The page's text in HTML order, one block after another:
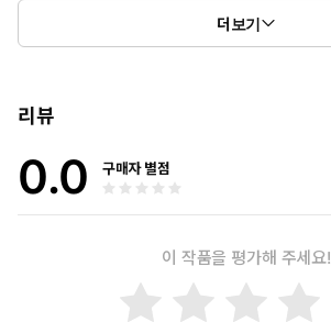
『개정판 JLPT 보카 한권으로 끝내기』 (다락
『파고다 JLPT 일본어능력시험 N1』 (파고다
더보기
리뷰
0.0 구매자 별점
이 작품을 평가해 주세요!